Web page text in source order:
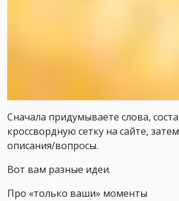
Сначала придумываете слова,
кроссвордную сетку на сайте,
описания/вопросы.
Вот вам разные идеи.
Про «только ваши» моменты